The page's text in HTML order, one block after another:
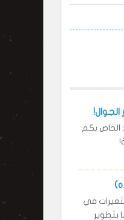
الجوال!
الخاص بكم
في
بتطوير